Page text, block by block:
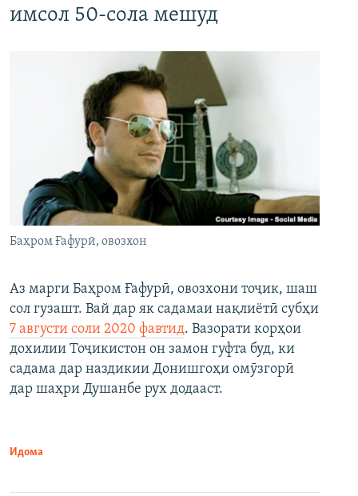
имсол 50-сола мешуд
Баҳром Ғафурӣ, овозхон
Аз марги Баҳром Ғафурӣ, овозхони тоҷик, шаш
сол гузашт. Вай дар як садамаи нақлиётӣ субҳи
7 августи соли 2020 фавтид. Вазорати корҳои
дохилии Тоҷикистон он замон гуфта буд, ки
садама дар наздикии Донишгоҳи омӯзгорӣ
дар шаҳри Душанбе рух додааст.
Идома